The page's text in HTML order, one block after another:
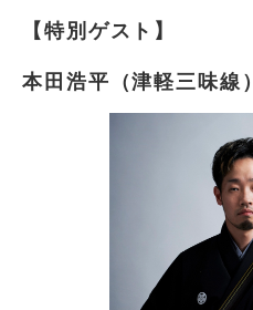
【特別ゲスト】
本田浩平（津軽三味線）